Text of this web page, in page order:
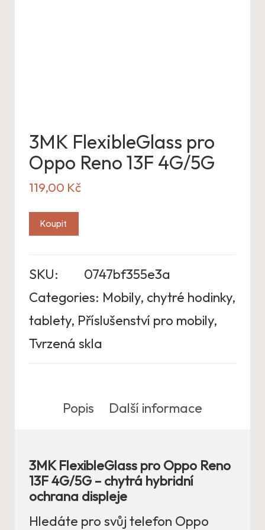
3MK FlexibleGlass pro
Oppo Reno 13F 4G/5G
119,00 Kč
Koupit
SKU:
0747bf355e3a
Categories: Mobily, chytré hodinky,
tablety, Příslušenství pro mobily,
Tvrzená skla
Popis Další informace
3MK FlexibleGlass pro Oppo Reno
13F 4G/5G – chytrá hybridní
ochrana displeje
Hledáte pro svůj telefon Oppo